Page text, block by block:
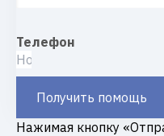
Телефон
Получить помощь
Нажимая кнопку